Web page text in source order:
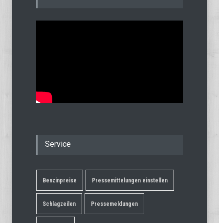
Service
Benzinpreise Pressemittelungen einstellen
Schlagzeilen Pressemeldungen